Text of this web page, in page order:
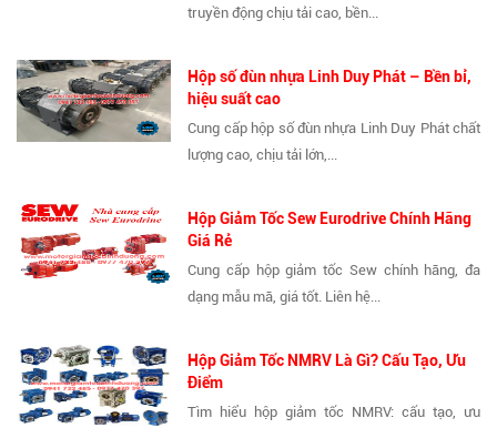
truyền động chịu tải cao, bền...
Hộp số đùn nhựa Linh Duy Phát – Bền bỉ,
hiệu suất cao
Cung cấp hộp số đùn nhựa Linh Duy Phát chất
lượng cao, chịu tải lớn,...
Hộp Giảm Tốc Sew Eurodrive Chính Hãng
Giá Rẻ
Cung cấp hộp giảm tốc Sew chính hãng, đa
dạng mẫu mã, giá tốt. Liên hệ...
Hộp Giảm Tốc NMRV Là Gì? Cấu Tạo, Ưu
Điểm
Tìm hiểu hộp giảm tốc NMRV: cấu tạo, ưu